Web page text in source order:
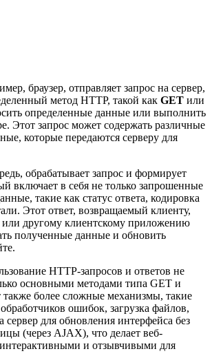
браузер, отправляет запрос на сервер,
метод HTTP, такой как GET или
определенные данные или выполнить
Этот запрос может содержать различные
которые передаются серверу для
обрабатывает запрос и формирует
включает в себя не только запрошенные
такие как статус ответа, кодировка
Этот ответ, возвращаемый клиенту,
или другому клиентскому приложению
полученные данные и обновить
HTTP-запросов и ответов не
основными методами типа GET и
более сложные механизмы, такие
ошибок, загрузка файлов,
сервер для обновления интерфейса без
(через AJAX), что делает веб-
и отзывчивыми для